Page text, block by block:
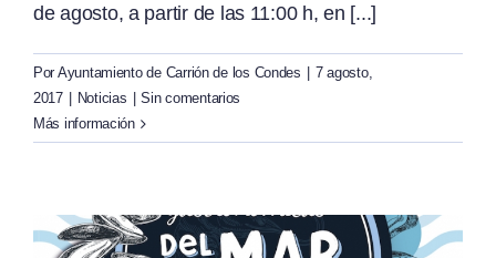
de agosto, a partir de las 11:00 h, en [...]
Por Ayuntamiento de Carrión de los Condes
7 agosto,
2017
Noticias
Sin comentarios
Más información